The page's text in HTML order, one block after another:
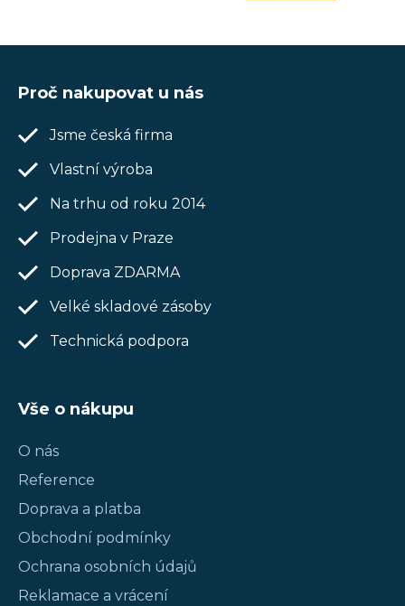
Proč nakupovat u nás
Jsme česká firma
Vlastní výroba
Na trhu od roku 2014
Prodejna v Praze
Doprava ZDARMA
Velké skladové zásoby
Technická podpora
Vše o nákupu
O nás
Reference
Doprava a platba
Obchodní podmínky
Ochrana osobních údajů
Reklamace a vrácení